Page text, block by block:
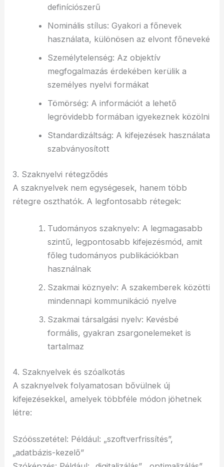
definíciószerű
Nominális stílus: Gyakori a főnevek
használata, különösen az elvont főneveké
Személytelenség: Az objektív
megfogalmazás érdekében kerülik a
személyes nyelvi formákat
Tömörség: A információt a lehető
legrövidebb formában igyekeznek közölni
Standardizáltság: A kifejezések használata
szabványosított
3. Szaknyelvi rétegződés
A szaknyelvek nem egységesek, hanem több
rétegre oszthatók. A legfontosabb rétegek:
Tudományos szaknyelv: A legmagasabb
szintű, legpontosabb kifejezésmód, amit
főleg tudományos publikációkban
használnak
Szakmai köznyelv: A szakemberek közötti
mindennapi kommunikáció nyelve
Szakmai társalgási nyelv: Kevésbé
formális, gyakran zsargonelemeket is
tartalmaz
4. Szaknyelvek és szóalkotás
A szaknyelvek folyamatosan bővülnek új
kifejezésekkel, amelyek többféle módon jöhetnek
létre:
Szóösszetétel: Például: „szoftverfrissítés”,
„adatbázis-kezelő”